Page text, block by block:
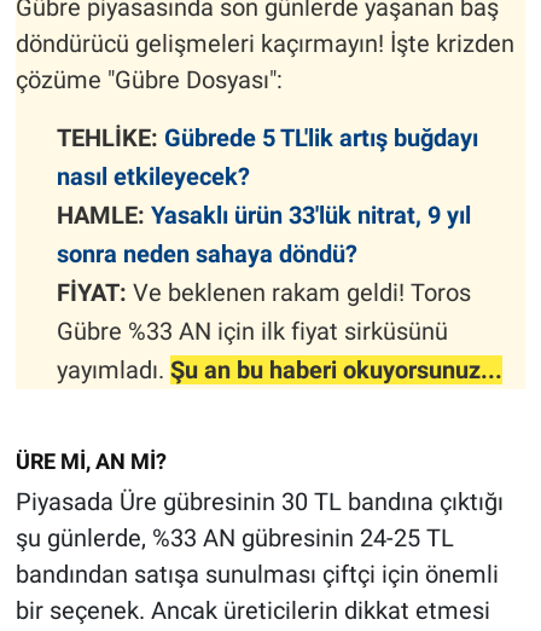
Gübre piyasasında son günlerde yaşanan baş
döndürücü gelişmeleri kaçırmayın! İşte krizden
çözüme "Gübre Dosyası":
TEHLİKE: Gübrede 5 TL'lik artış buğdayı
nasıl etkileyecek?
HAMLE: Yasaklı ürün 33'lük nitrat, 9 yıl
sonra neden sahaya döndü?
FİYAT: Ve beklenen rakam geldi! Toros
Gübre %33 AN için ilk fiyat sirküsünü
yayımladı. Şu an bu haberi okuyorsunuz...
ÜRE Mİ, AN Mİ?
Piyasada Üre gübresinin 30 TL bandına çıktığı
şu günlerde, %33 AN gübresinin 24-25 TL
bandından satışa sunulması çiftçi için önemli
bir seçenek. Ancak üreticilerin dikkat etmesi